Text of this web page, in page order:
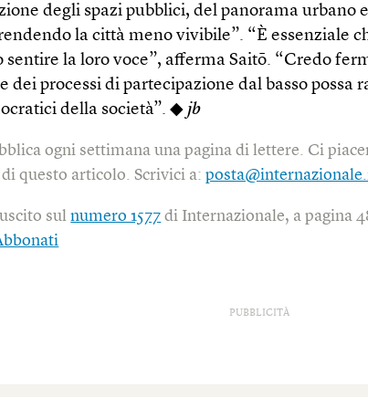
degli spazi pubblici, del panorama urbano
la città meno vivibile”. “È essenziale
la loro voce”, afferma Saitō. “Credo
dei processi di partecipazione dal basso possa
della società”. ◆ jb
ogni settimana una pagina di lettere. Ci
di questo articolo. Scrivici a:
sulnumero 1577 di Internazionale, a pagina
PUBBLICITÀ